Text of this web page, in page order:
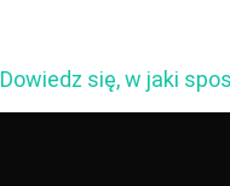
Dowiedz się, w jaki